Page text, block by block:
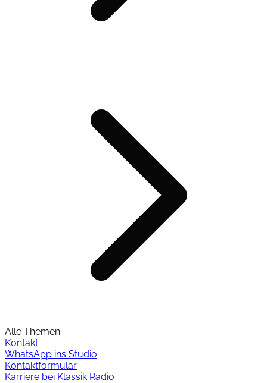
Alle Themen
Kontakt
WhatsApp ins Studio
Kontaktformular
Karriere bei Klassik Radio